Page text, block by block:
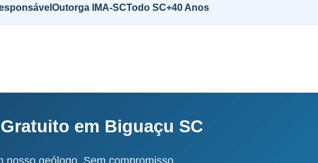
Outorga IMA-SCTodo SC+40 Anos
em Biguaçu SC
nosso geólogo. Sem compromisso.